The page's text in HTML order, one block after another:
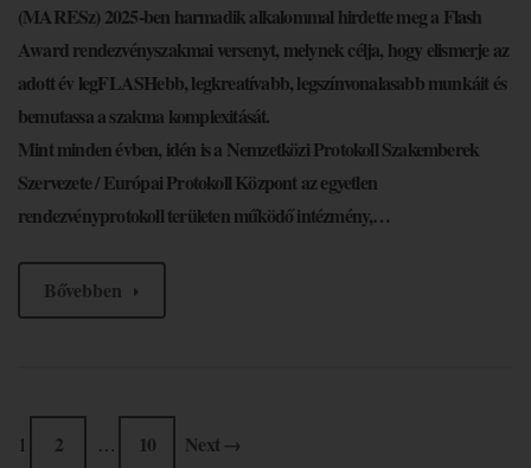
(MARESz) 2025-ben harmadik alkalommal hirdette meg a Flash
Award rendezvényszakmai versenyt, melynek célja, hogy elismerje az
adott év legFLASHebb, legkreatívabb, legszínvonalasabb munkáit és
bemutassa a szakma komplexitását.
Mint minden évben, idén is a Nemzetközi Protokoll Szakemberek
Szervezete / Európai Protokoll Központ az egyetlen
rendezvényprotokoll területen működő intézmény,…
Bővebben
1 2 … 10 Next →